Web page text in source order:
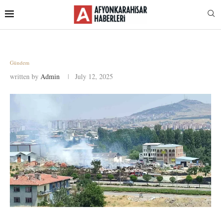
Gündem
written by Admin July 12, 2025